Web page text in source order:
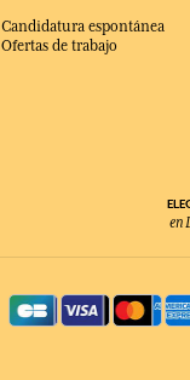
Candidatura espontánea
Ofertas de trabajo
en